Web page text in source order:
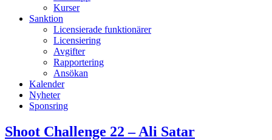
Kurser
Sanktion
Licensierade funktionärer
Licensiering
Avgifter
Rapportering
Ansökan
Kalender
Nyheter
Sponsring
Shoot Challenge 22 – Ali Satar